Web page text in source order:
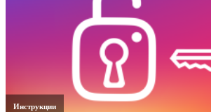
Инструкции